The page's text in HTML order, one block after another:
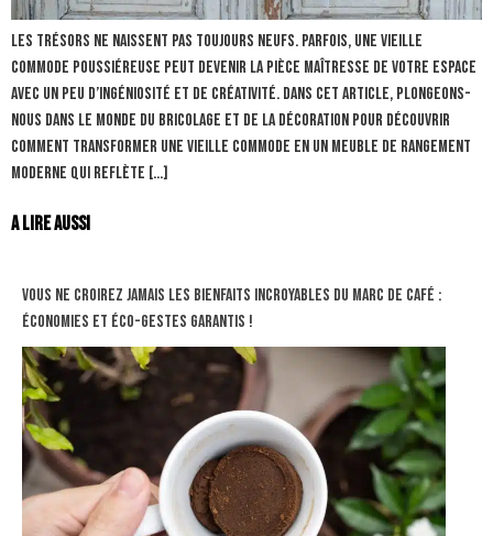
Les trésors ne naissent pas toujours neufs. Parfois, une vieille
commode poussiéreuse peut devenir la pièce maîtresse de votre espace
avec un peu d’ingéniosité et de créativité. Dans cet article, plongeons-
nous dans le monde du bricolage et de la décoration pour découvrir
comment transformer une vieille commode en un meuble de rangement
moderne qui reflète […]
A lire aussi
Vous ne croirez jamais les bienfaits incroyables du marc de café :
économies et éco-gestes garantis !